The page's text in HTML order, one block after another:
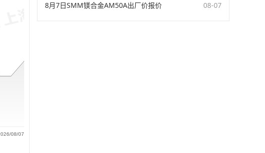
08/07
8月7日SMM镁合金AM50A出厂价报价
08-07